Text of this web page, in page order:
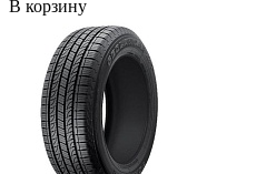
В корзину